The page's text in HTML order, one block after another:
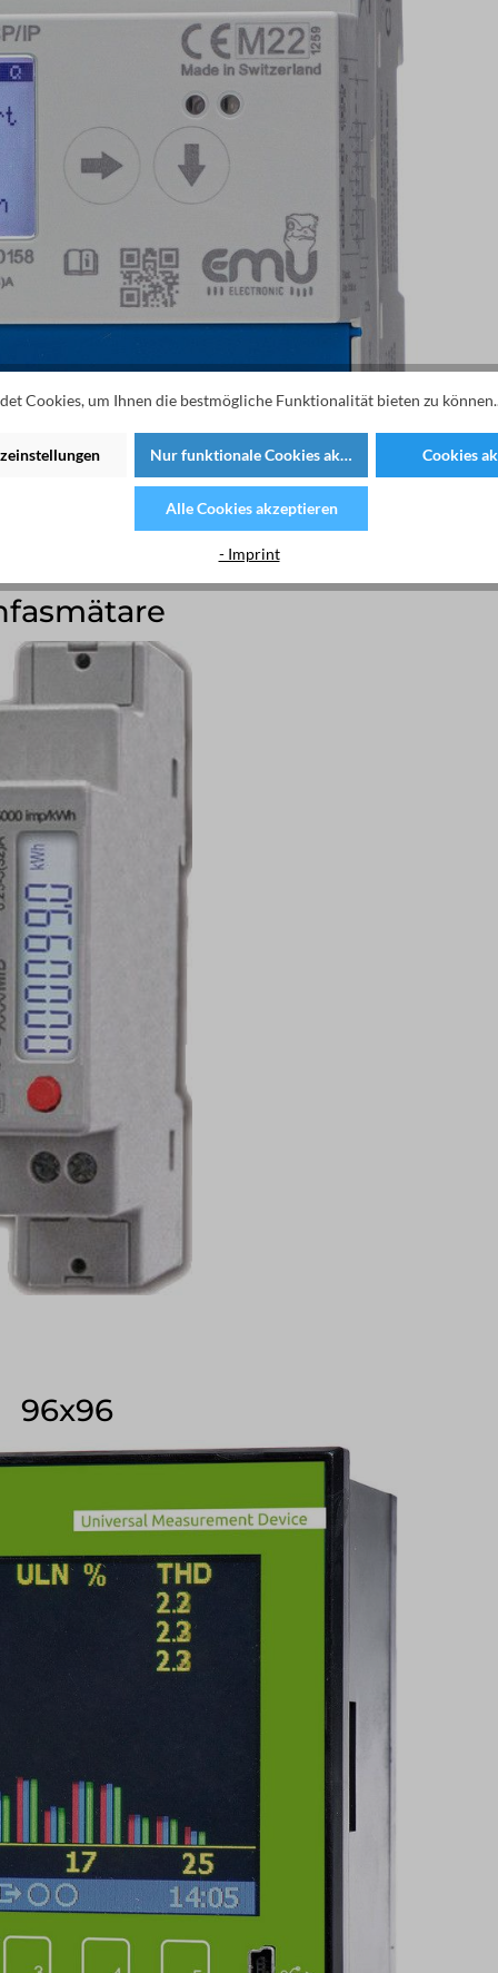
96x96
Cookies, um Ihnen die bestmögliche Funktionalität bieten zu
Nur funktionale Cookies akzeptieren Cookies
Alle Cookies akzeptieren
- Imprint